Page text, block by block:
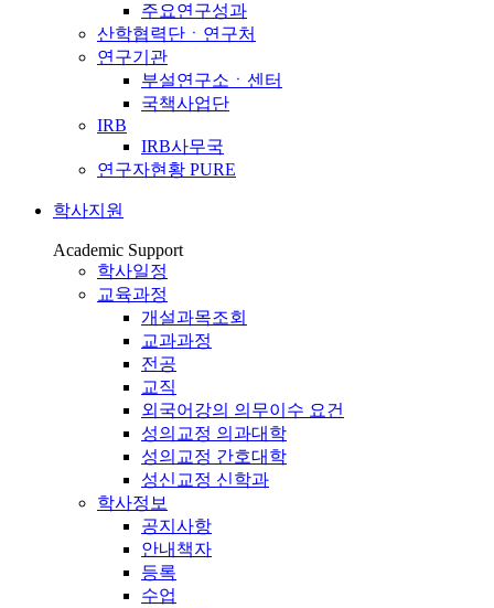
주요연구성과
산학협력단ㆍ연구처
연구기관
부설연구소ㆍ센터
국책사업단
IRB
IRB사무국
연구자현황 PURE
학사지원
Academic Support
학사일정
교육과정
개설과목조회
교과과정
전공
교직
외국어강의 의무이수 요건
성의교정 의과대학
성의교정 간호대학
성신교정 신학과
학사정보
공지사항
안내책자
등록
수업